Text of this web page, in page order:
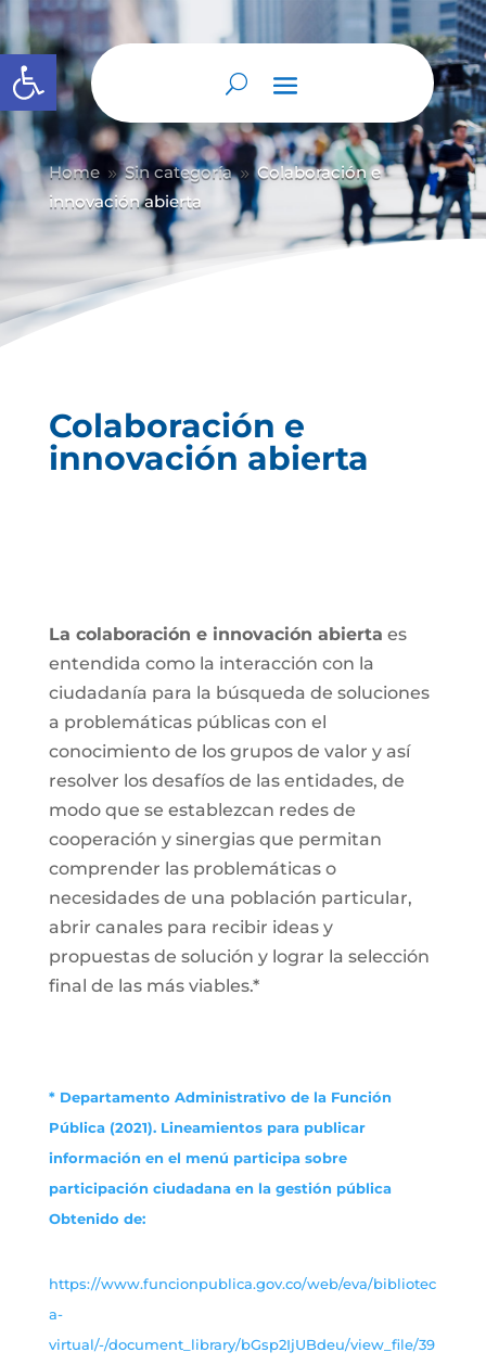
Abrir barra de herramientas
Home 9 Sin categoría 9 Colaboración e
innovación abierta
Colaboración e
innovación abierta
La colaboración e innovación abierta es
entendida como la interacción con la
ciudadanía para la búsqueda de soluciones
a problemáticas públicas con el
conocimiento de los grupos de valor y así
resolver los desafíos de las entidades, de
modo que se establezcan redes de
cooperación y sinergias que permitan
comprender las problemáticas o
necesidades de una población particular,
abrir canales para recibir ideas y
propuestas de solución y lograr la selección
final de las más viables.*
* Departamento Administrativo de la Función
Pública (2021). Lineamientos para publicar
información en el menú participa sobre
participación ciudadana en la gestión pública
Obtenido de:
https://www.funcionpublica.gov.co/web/eva/bibliotec
a-
virtual/-/document_library/bGsp2IjUBdeu/view_file/39